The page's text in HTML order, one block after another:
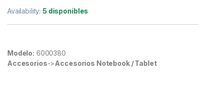
Availability:5 disponibles
Modelo: 6000380
Accesorios->Accesorios Notebook / Tablet